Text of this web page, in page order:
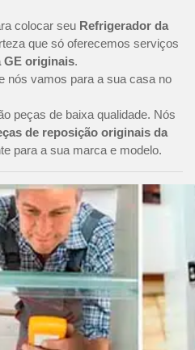
colocar seu Refrigerador da
que só oferecemos serviços
GE originais.
nós vamos para a sua casa no
peças de baixa qualidade. Nós
de reposição originais da
para a sua marca e modelo.